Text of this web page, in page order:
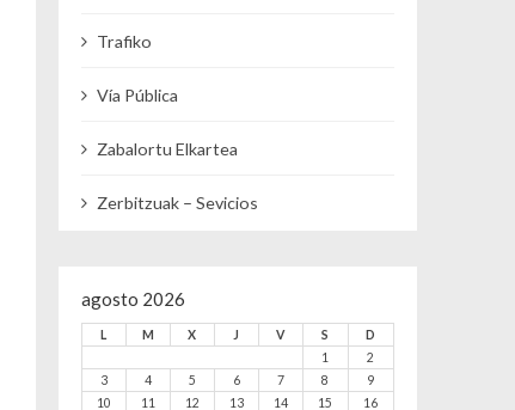
Trafiko
Vía Pública
Zabalortu Elkartea
Zerbitzuak – Sevicios
agosto 2026
L M X J V S
D
1
2
3
4 5 6 7 8
9
10
11 12 13 14 15
16